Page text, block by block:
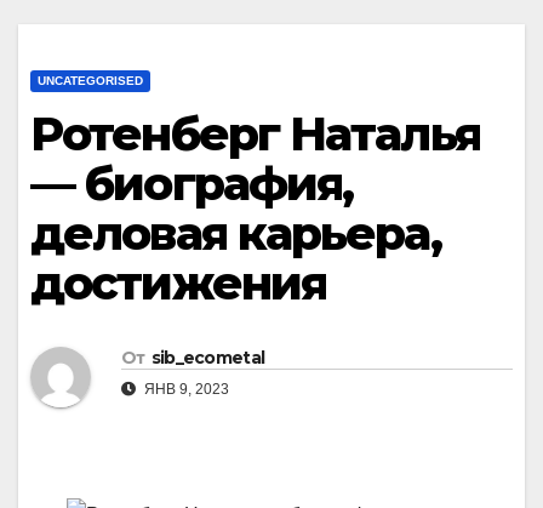
UNCATEGORISED
Ротенберг Наталья
— биография,
деловая карьера,
достижения
От sib_ecometal
ЯНВ 9, 2023